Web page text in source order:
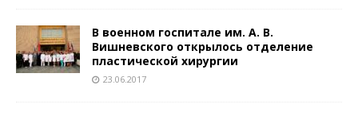
В военном госпитале им. А. В.
Вишневского открылось отделение
пластической хирургии
23.06.2017